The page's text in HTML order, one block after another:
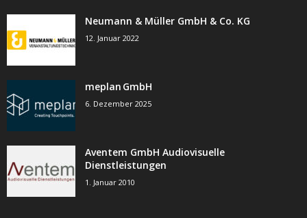
Neumann & Müller GmbH & Co. KG
12. Januar 2022
meplan GmbH
6. Dezember 2025
Aventem GmbH Audiovisuelle
Dienstleistungen
1. Januar 2010